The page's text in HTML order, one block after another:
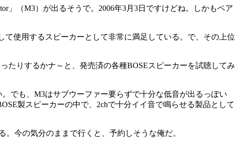
」（M3）が出るそうで。2006年3月3日ですけどね。しかもペア
使用するスピーカーとして非常に満足している。で、その上位
りするかナ～と、発売済の各種BOSEスピーカーを試聴してみ
でも、M3はサブウーファー要らずで十分な低音が出るっぽい
製スピーカーの中で、2chで十分イイ音で鳴らせる製品として
の気分のままで行くと、予約しそうな俺だ。